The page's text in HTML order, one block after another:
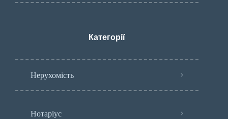
Категорії
Нерухомість
Нотаріус